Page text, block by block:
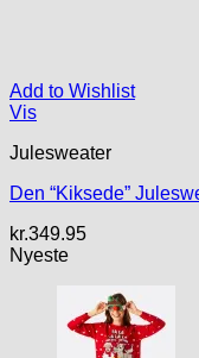
Add to Wishlist
Vis
Julesweater
Den “Kiksede”
kr.349.95
Nyeste